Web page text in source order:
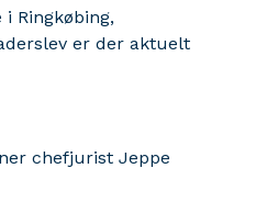
Ringkøbing,
er der aktuelt
chefjurist Jeppe